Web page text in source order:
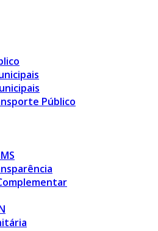
Público